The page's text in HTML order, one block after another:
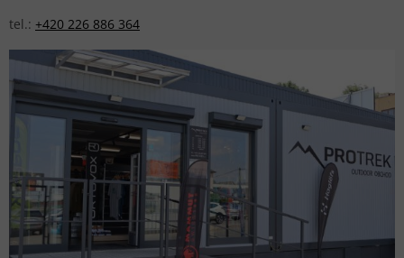
tel.: +420 226 886 364